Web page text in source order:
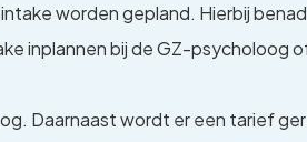
worden gepland. Hierbij
inplannen bij de GZ-psycholoog
Daarnaast wordt er een tarief